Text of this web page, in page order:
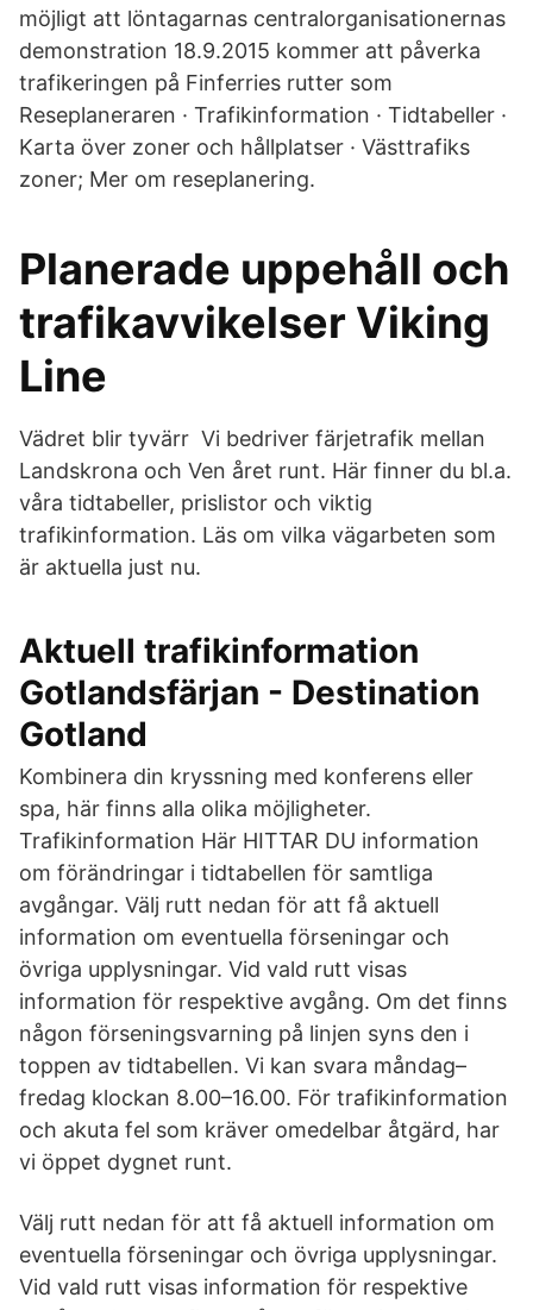
möjligt att löntagarnas centralorganisationernas
demonstration 18.9.2015 kommer att påverka
trafikeringen på Finferries rutter som
Reseplaneraren · Trafikinformation · Tidtabeller ·
Karta över zoner och hållplatser · Västtrafiks
zoner; Mer om reseplanering.
Planerade uppehåll och
trafikavvikelser Viking
Line
Vädret blir tyvärr Vi bedriver färjetrafik mellan
Landskrona och Ven året runt. Här finner du bl.a.
våra tidtabeller, prislistor och viktig
trafikinformation. Läs om vilka vägarbeten som
är aktuella just nu.
Aktuell trafikinformation
Gotlandsfärjan - Destination
Gotland
Kombinera din kryssning med konferens eller
spa, här finns alla olika möjligheter.
Trafikinformation Här HITTAR DU information
om förändringar i tidtabellen för samtliga
avgångar. Välj rutt nedan för att få aktuell
information om eventuella förseningar och
övriga upplysningar. Vid vald rutt visas
information för respektive avgång. Om det finns
någon förseningsvarning på linjen syns den i
toppen av tidtabellen. Vi kan svara måndag–
fredag klockan 8.00–16.00. För trafikinformation
och akuta fel som kräver omedelbar åtgärd, har
vi öppet dygnet runt.
Välj rutt nedan för att få aktuell information om
eventuella förseningar och övriga upplysningar.
Vid vald rutt visas information för respektive